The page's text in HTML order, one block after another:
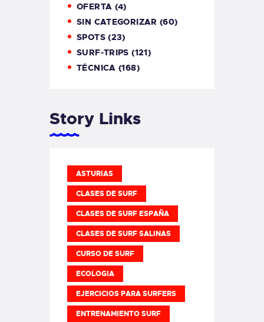
OFERTA (4)
SIN CATEGORIZAR (60)
SPOTS(23)
SURF-TRIPS (121)
TÉCNICA (168)
Story Links
ASTURIAS
CLASES DE SURF
CLASES DE SURF ESPAÑA
CLASES DE SURF SALINAS
CURSO DE SURF
ECOLOGIA
EJERCICIOS PARA SURFERS
ENTRENAMIENTO SURF